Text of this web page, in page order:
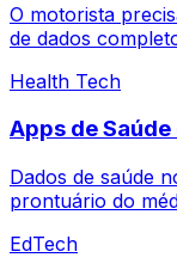
O motorista
de dados
Health Tech
Apps de
Dados de saúde
prontuário do
EdTech